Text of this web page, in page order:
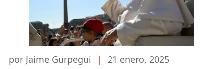
por Jaime Gurpegui | 21 enero, 2025